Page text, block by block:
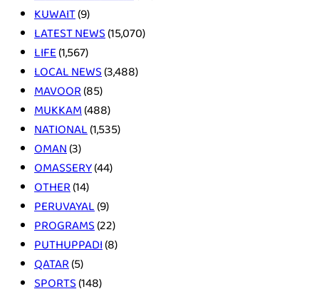
KUWAIT(9)
LATEST NEWS (15,070)
LIFE (1,567)
LOCAL NEWS (3,488)
MAVOOR(85)
MUKKAM (488)
NATIONAL (1,535)
OMAN (3)
OMASSERY(44)
OTHER(14)
PERUVAYAL (9)
PROGRAMS (22)
PUTHUPPADI (8)
QATAR(5)
SPORTS (148)